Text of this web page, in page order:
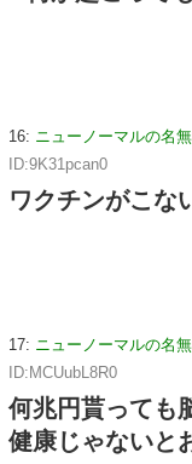
16: ニューノーマルの名
ID:9K31pcan0
ワクチンがこな
17: ニューノーマルの名
ID:MCUubL8R0
何兆円貰っても
健康じゃないと